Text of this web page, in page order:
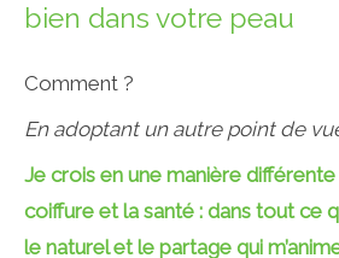
bien dans votre peau
Comment ?
En adoptant un autre point de
Je crois en une manière différente
coiffure et la santé : dans tout ce
le naturel et le partage qui